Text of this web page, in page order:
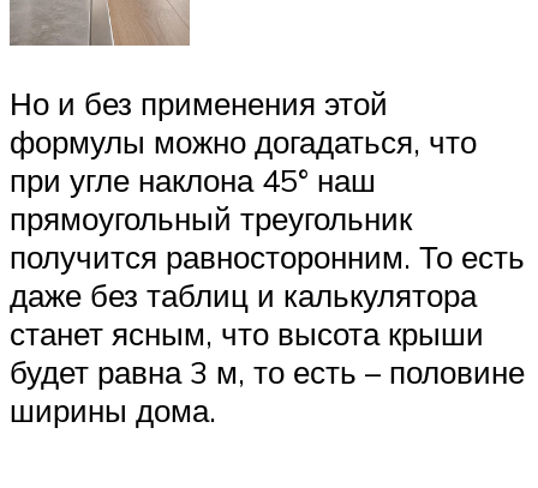
Но и без применения этой
формулы можно догадаться, что
при угле наклона 45° наш
прямоугольный треугольник
получится равносторонним. То есть
даже без таблиц и калькулятора
станет ясным, что высота крыши
будет равна 3 м, то есть – половине
ширины дома.